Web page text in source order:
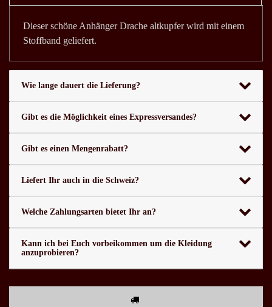
Dieser schöne Anhänger Drache altkupfer wird mit einem
Stoffband geliefert.
Wie lange dauert die Lieferung?
Gibt es die Möglichkeit eines Expressversandes?
Gibt es einen Mengenrabatt?
Liefert Ihr auch in die Schweiz?
Welche Zahlungsarten bietet Ihr an?
Kann ich bei Euch vorbeikommen um die Kleidung
anzuprobieren?